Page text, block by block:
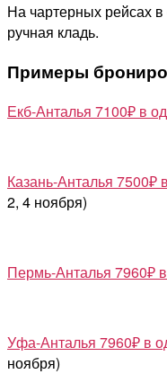
На чартерных рейсах
ручная кладь.
Примеры
Екб-Анталья 7100₽ в
Казань-Анталья 7500₽
2, 4 ноября)
Пермь-Анталья 7960₽
Уфа-Анталья 7960₽ в
ноября)